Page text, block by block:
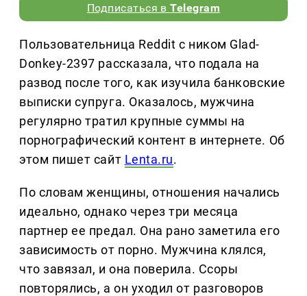
Подписаться вTelegram
Пользовательница Reddit с ником Glad-
Donkey-2397 рассказала, что подала на
развод после того, как изучила банковские
выписки супруга. Оказалось, мужчина
регулярно тратил крупные суммы на
порнографический контент в интернете. Об
этом пишет сайт Lenta.ru.
По словам женщины, отношения начались
идеально, однако через три месяца
партнер ее предал. Она рано заметила его
зависимость от порно. Мужчина клялся,
что завязал, и она поверила. Ссоры
повторялись, а он уходил от разговоров